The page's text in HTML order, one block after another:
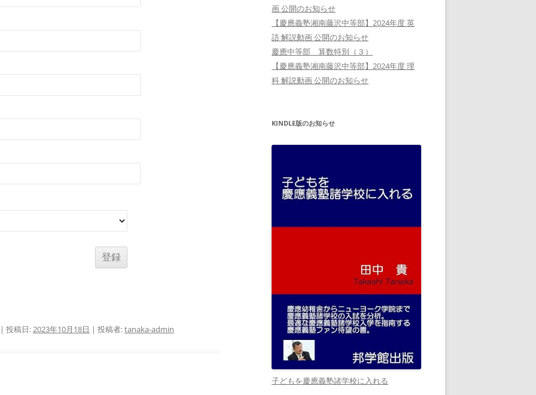
| 投稿日:2023年10月18日 | 投稿者:tanaka-admin
画 公開のお知らせ
【慶應義塾湘南藤沢中等部】2024年度 英
語 解説動画 公開のお知らせ
慶應中等部 算数特別（３）
【慶應義塾湘南藤沢中等部】2024年度 理
科 解説動画 公開のお知らせ
KINDLE版のお知らせ
子どもを慶應義塾諸学校に入れる